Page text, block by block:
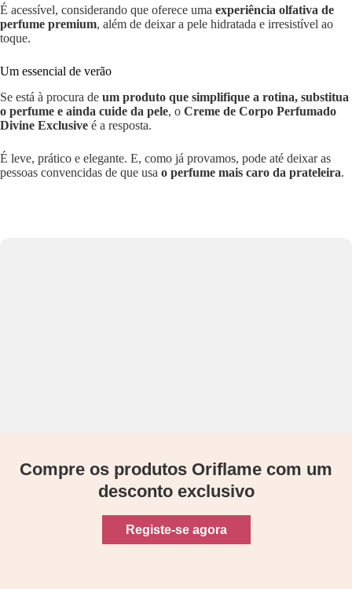
É acessível, considerando que oferece uma experiência olfativa de
perfume premium, além de deixar a pele hidratada e irresistível ao
toque.
Um essencial de verão
Se está à procura de um produto que simplifique a rotina, substitua
o perfume e ainda cuide da pele, o Creme de Corpo Perfumado
Divine Exclusive é a resposta.
É leve, prático e elegante. E, como já provamos, pode até deixar as
pessoas convencidas de que usa o perfume mais caro da prateleira.
Compre os produtos Oriflame com um
desconto exclusivo
Registe-se agora